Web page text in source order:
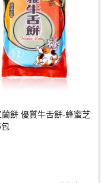
蘭餅 優質牛舌餅-蜂蜜芝